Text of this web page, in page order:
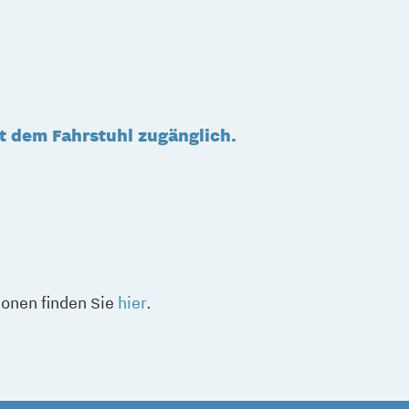
dem Fahrstuhl zugänglich.
finden Sie hier.